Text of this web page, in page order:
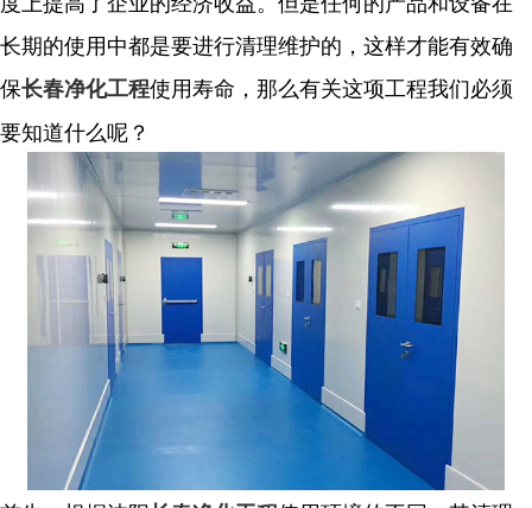
长期的使用中都是要进行清理维护的，这样才能有效确
保长春净化工程使用寿命，那么有关这项工程我们必须
要知道什么呢？